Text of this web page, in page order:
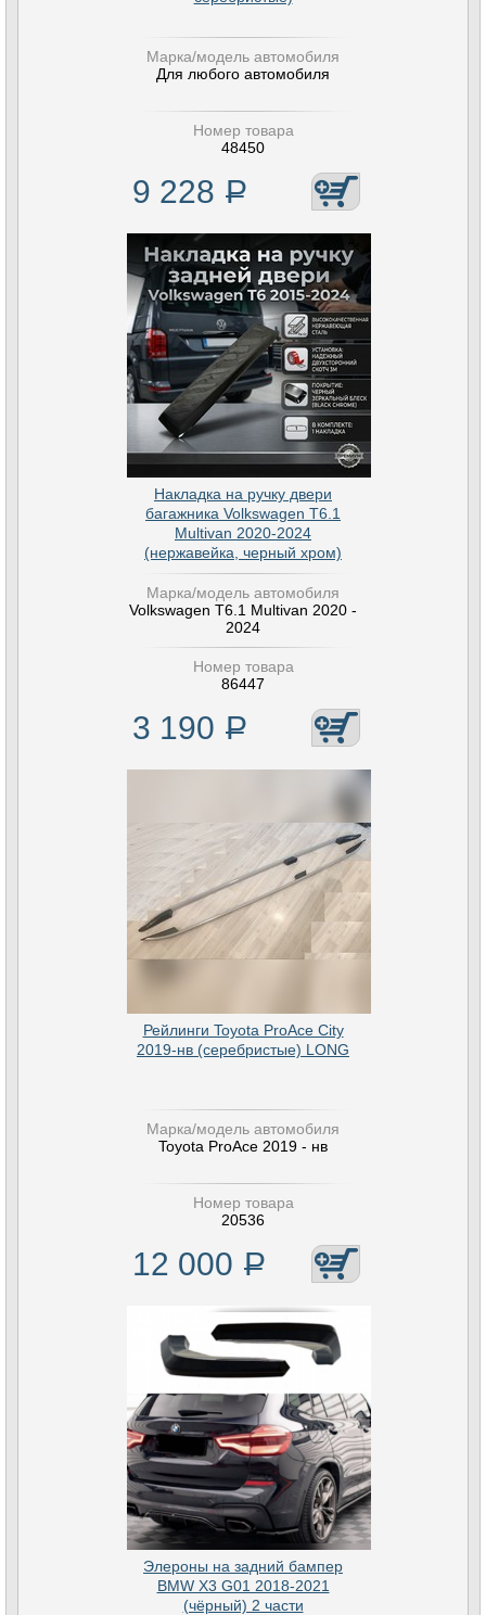
Марка/модель автомобиля
Для любого автомобиля
Номер товара
48450
9 228 Р
Накладка на ручку двери
багажника Volkswagen T6.1
Multivan 2020-2024
(нержавейка, черный хром)
Марка/модель автомобиля
Volkswagen T6.1 Multivan 2020 -
2024
Номер товара
86447
3 190 Р
Рейлинги Toyota ProAce City
2019-нв (серебристые) LONG
Марка/модель автомобиля
Toyota ProAce 2019 - нв
Номер товара
20536
12 000 Р
Элероны на задний бампер
BMW X3 G01 2018-2021
(чёрный) 2 части